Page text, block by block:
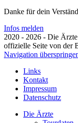
Danke für dein
Infos melden
2020 - 2026 - Die
offizielle Seite von der
Navigation
Links
Kontakt
Impressum
Datenschutz
Die Ärzte